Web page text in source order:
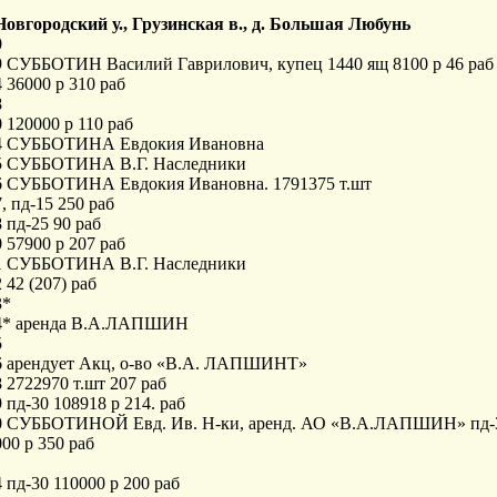
у., Грузинская в., д. Большая Любунь
СУББОТИН Василий Гаврилович, купец 1440 ящ 8100 р 46 раб
36000 р 310 раб
120000 р 110 раб
СУББОТИНА Евдокия Ивановна
СУББОТИНА В.Г. Наследники
СУББОТИНА Евдокия Ивановна. 1791375 т.шт
пд-15 250 раб
пд-25 90 раб
57900 р 207 раб
СУББОТИНА В.Г. Наследники
42 (207) раб
аренда В.А.ЛАПШИН
арендует Акц, о-во «В.А. ЛАПШИНТ»
2722970 т.шт 207 раб
пд-30 108918 р 214. раб
СУББОТИНОЙ Евд. Ив. Н-ки, аренд. АО «В.А.ЛАПШИН» пд-
р 350 раб
пд-30 110000 р 200 раб